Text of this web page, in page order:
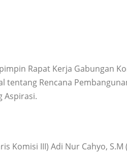
pimpin Rapat Kerja Gabungan
tentang Rencana
Aspirasi.
Komisi III) Adi Nur Cahyo, S.M